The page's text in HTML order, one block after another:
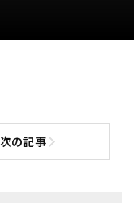
次の記事次の記事へ